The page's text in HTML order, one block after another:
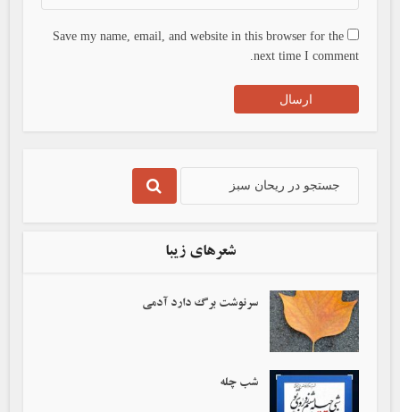
Save my name, email, and website in this browser for the
next time I comment.
شعرهای زیبا
سرنوشت برگ دارد آدمی‌
شب چله